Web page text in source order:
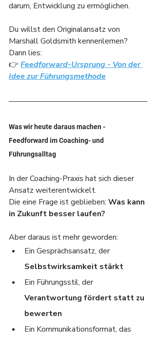
darum, Entwicklung zu ermöglichen.
Du willst den Originalansatz von
Marshall Goldsmith kennenlernen?
Dann lies:
👉 Feedforward-Ursprung - Von der
Idee zur Führungsmethode
Was wir heute daraus machen -
Feedforward im Coaching- und
Führungsalltag
In der Coaching-Praxis hat sich dieser
Ansatz weiterentwickelt.
Die eine Frage ist geblieben: Was kann
in Zukunft besser laufen?
Aber daraus ist mehr geworden:
Ein Gesprächsansatz, der
Selbstwirksamkeit stärkt
Ein Führungsstil, der
Verantwortung fördert statt zu
bewerten
Ein Kommunikationsformat, das